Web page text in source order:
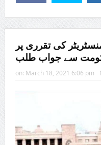
کی تقرری پر
سے جواب طلب
on: March 18, 2021 6:06 pm